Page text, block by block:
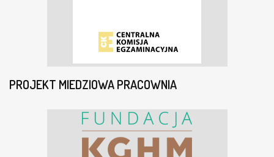
PROJEKT MIEDZIOWA PRACOWNIA